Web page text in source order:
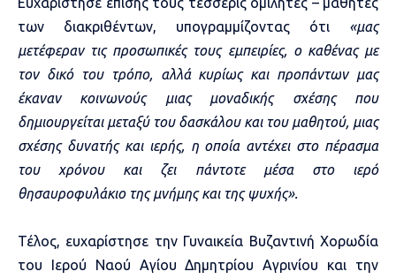
των διακριθέντων, υπογραμμίζοντας ότι «μας
μετέφεραν τις προσωπικές τους εμπειρίες, ο καθένας με
τον δικό του τρόπο, αλλά κυρίως και προπάντων μας
έκαναν κοινωνούς μιας μοναδικής σχέσης που
δημιουργείται μεταξύ του δασκάλου και του μαθητού, μιας
σχέσης δυνατής και ιερής, η οποία αντέχει στο πέρασμα
του χρόνου και ζει πάντοτε μέσα στο ιερό
θησαυροφυλάκιο της μνήμης και της ψυχής».
Τέλος, ευχαρίστησε την Γυναικεία Βυζαντινή Χορωδία
του Ιερού Ναού Αγίου Δημητρίου Αγρινίου και την